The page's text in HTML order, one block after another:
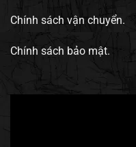
Chính sách vận chuyển.
Chính sách bảo mật.